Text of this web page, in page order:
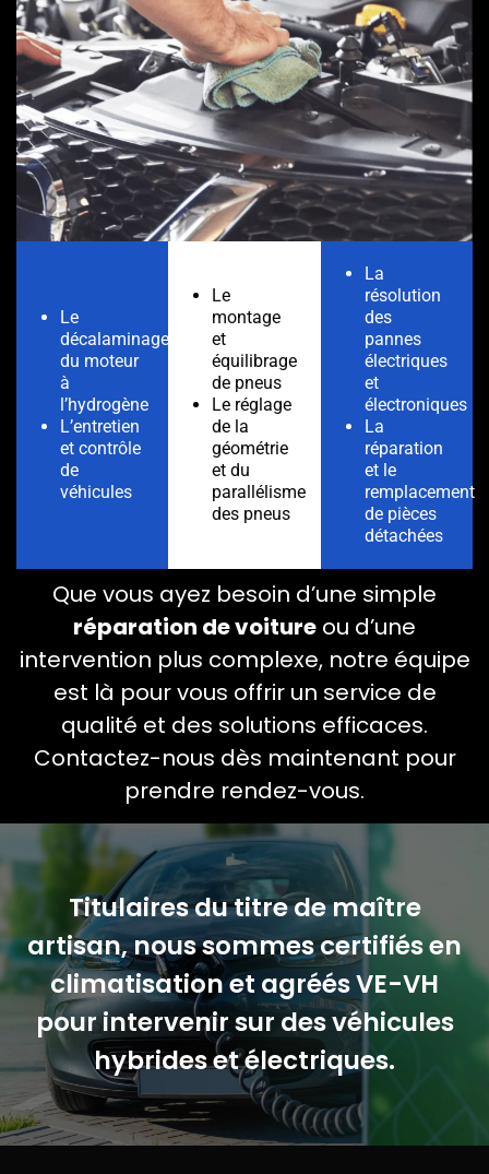
Le
décalaminage
du moteur
à
l’hydrogène
L’entretien
et contrôle
de
véhicules
Le
montage
et
équilibrage
de pneus
Le réglage
de la
géométrie
et du
parallélisme
des pneus
La
résolution
des
pannes
électriques
et
électroniques
La
réparation
et le
remplacement
de pièces
détachées
Que vous ayez besoin d’une simple
réparation de voiture ou d’une
intervention plus complexe, notre équipe
est là pour vous offrir un service de
qualité et des solutions efficaces.
Contactez-nous dès maintenant pour
prendre rendez-vous.
Titulaires du titre de maître
artisan, nous sommes certifiés en
climatisation et agréés VE-VH
pour intervenir sur des véhicules
hybrides et électriques.